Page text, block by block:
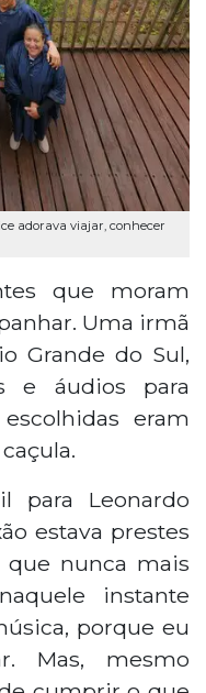
adorava viajar, conhecer
que moram
Uma irmã
Grande do Sul,
e áudios para
eram
para Leonardo
estava prestes
que nunca mais
instante
porque eu
Mas, mesmo